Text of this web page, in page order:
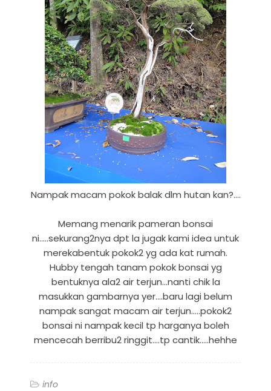
Nampak macam pokok balak dlm hutan kan?....
Memang menarik pameran bonsai
ni.....sekurang2nya dpt la jugak kami idea untuk
merekabentuk pokok2 yg ada kat rumah.
Hubby tengah tanam pokok bonsai yg
bentuknya ala2 air terjun...nanti chik la
masukkan gambarnya yer....baru lagi belum
nampak sangat macam air terjun.....pokok2
bonsai ni nampak kecil tp harganya boleh
mencecah berribu2 ringgit....tp cantik.....hehhe
info